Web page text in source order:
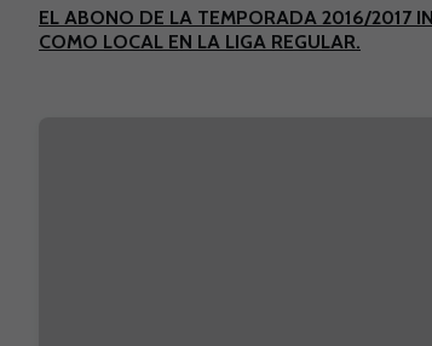
EL ABONO DE LA TEMPORADA 2016/2017
COMO LOCAL EN LA LIGA REGULAR.